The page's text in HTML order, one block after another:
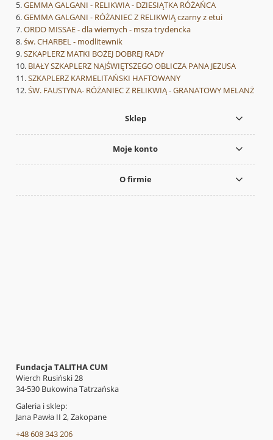
GEMMA GALGANI - RELIKWIA - DZIESIĄTKA RÓŻAŃCA
GEMMA GALGANI - RÓŻANIEC Z RELIKWIĄ czarny z etui
ORDO MISSAE - dla wiernych - msza trydencka
św. CHARBEL - modlitewnik
SZKAPLERZ MATKI BOŻEJ DOBREJ RADY
BIAŁY SZKAPLERZ NAJŚWIĘTSZEGO OBLICZA PANA JEZUSA
SZKAPLERZ KARMELITAŃSKI HAFTOWANY
ŚW. FAUSTYNA- RÓŻANIEC Z RELIKWIĄ - GRANATOWY MELANŻ
Sklep
Moje konto
O firmie
Fundacja TALITHA CUM
Wierch Rusiński 28
34-530 Bukowina Tatrzańska
Galeria i sklep:
Jana Pawła II 2, Zakopane
+48 608 343 206